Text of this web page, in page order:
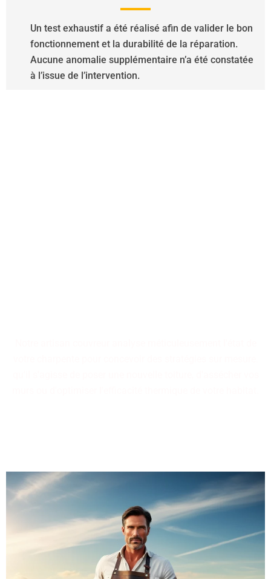
Un test exhaustif a été réalisé afin de valider le bon
fonctionnement et la durabilité de la réparation.
Aucune anomalie supplémentaire n’a été constatée
à l’issue de l’intervention.